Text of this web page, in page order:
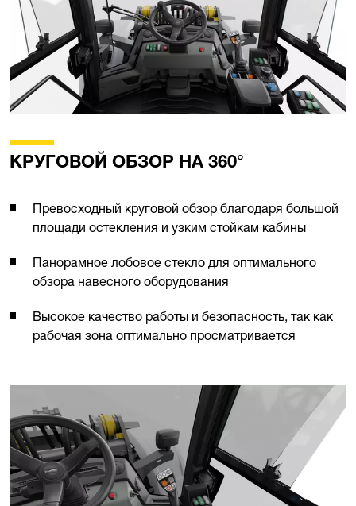
КРУГОВОЙ ОБЗОР НА 360°
Превосходный круговой обзор благодаря большой
площади остекления и узким стойкам кабины
Панорамное лобовое стекло для оптимального
обзора навесного оборудования
Высокое качество работы и безопасность, так как
рабочая зона оптимально просматривается